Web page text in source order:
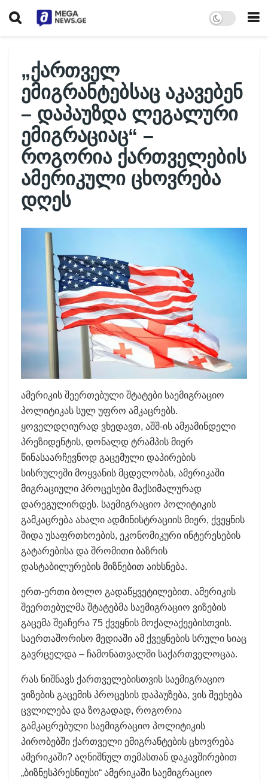
„ქართველ
ემიგრანტებსაც აკავებენ
– დაპაუზდა ლეგალური
ემიგრაციაც“ –
როგორია ქართველების
ამერიკული ცხოვრება
დღეს
ამერიკის შეერთებული შტატები საემიგრაციო
პოლიტიკას სულ უფრო ამკაცრებს.
ყოველდღიურად ვხედავთ, აშშ-ის ამჟამინდელი
პრეზიდენტის, დონალდ ტრამპის მიერ
წინასაარჩევნოდ გაცემული დაპირების
სისრულეში მოყვანის მცდელობას, ამერიკაში
მიგრაციული პროცესები მაქსიმალურად
დარეგულირდეს. საემიგრაციო პოლიტიკის
გამკაცრება ახალი ადმინისტრაციის მიერ, ქვეყნის
შიდა უსაფრთხოების, ეკონომიკური ინტერესების
გატარებისა და შრომითი ბაზრის
დასტაბილურების მიზნებით აიხსნება.
ერთ-ერთი ბოლო გადაწყვეტილებით, ამერიკის
შეერთებულმა შტატებმა საემიგრაციო ვიზების
გაცემა შეაჩერა 75 ქვეყნის მოქალაქეებისთვის.
საერთაშორისო მედიაში ამ ქვეყნების სრული სიაც
გავრცელდა – ჩამონათვალში საქართველოცაა.
რას ნიშნავს ქართველებისთვის საემიგრაციო
ვიზების გაცემის პროცესის დაპაუზება, ვის შეეხება
ცვლილება და ზოგადად, როგორია
გამკაცრებული საემიგრაციო პოლიტიკის
პირობებში ქართველი ემიგრანტების ცხოვრება
ამერიკაში? აღნიშნულ თემასთან დაკავშირებით
„ბიზნესპრესნიუსი“ ამერიკაში საემიგრაციო